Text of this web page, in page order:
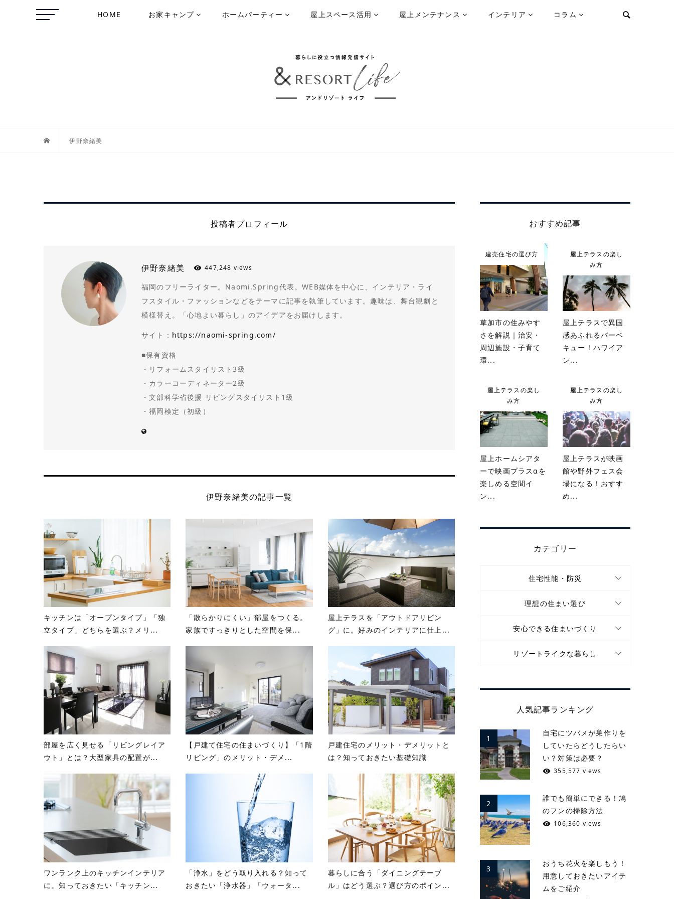
HOME お家キャンプ ホームパーティー 屋上スペース活用 屋上メンテナンス インテリア コラム
伊野奈緒美
投稿者プロフィール
伊野奈緒美 447,248 views
福岡のフリーライター。Naomi.Spring代表。WEB媒体を中心に、インテリア・ライ
フスタイル・ファッションなどをテーマに記事を執筆しています。趣味は、舞台観劇と
模様替え。「心地よい暮らし」のアイデアをお届けします。
サイト： https://naomi-spring.com/
■保有資格
・リフォームスタイリスト3級
・カラーコーディネーター2級
・文部科学省後援 リビングスタイリスト1級
・福岡検定（初級）
伊野奈緒美の記事一覧
キッチンは「オープンタイプ」「独
立タイプ」どちらを選ぶ？メリ...
「散らかりにくい」部屋をつくる。
家族ですっきりとした空間を保...
屋上テラスを「アウトドアリビン
グ」に。好みのインテリアに仕上...
部屋を広く見せる「リビングレイア
ウト」とは？大型家具の配置が...
【戸建て住宅の住まいづくり】「1階
リビング」のメリット・デメ...
戸建住宅のメリット・デメリットと
は？知っておきたい基礎知識
ワンランク上のキッチンインテリア
に。知っておきたい「キッチン...
「浄水」をどう取り入れる？知って
おきたい「浄水器」「ウォータ...
暮らしに合う「ダイニングテーブ
ル」はどう選ぶ？選び方のポイン...
おすすめ記事
建売住宅の選び方
草加市の住みやす
さを解説｜治安・
周辺施設・子育て
環...
屋上テラスの楽し
み方
屋上テラスで異国
感あふれるバーベ
キュー！ハワイア
ン...
屋上テラスの楽し
み方
屋上ホームシアタ
ーで映画プラスαを
楽しめる空間イ
ン...
屋上テラスの楽し
み方
屋上テラスが映画
館や野外フェス会
場になる！おすす
め...
カテゴリー
住宅性能・防災
理想の住まい選び
安心できる住まいづくり
リゾートライクな暮らし
人気記事ランキング
1
自宅にツバメが巣作りを
していたらどうしたらい
い？対策は必要？
355,577 views
2
誰でも簡単にできる！鳩
のフンの掃除方法
106,360 views
3
おうち花火を楽しもう！
用意しておきたいアイテ
ムをご紹介